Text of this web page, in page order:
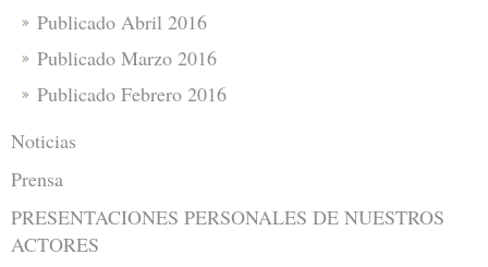
Publicado Abril 2016
Publicado Marzo 2016
Publicado Febrero 2016
Noticias
Prensa
PRESENTACIONES PERSONALES DE NUESTROS
ACTORES